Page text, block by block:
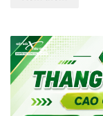
Nikawa bán chạy